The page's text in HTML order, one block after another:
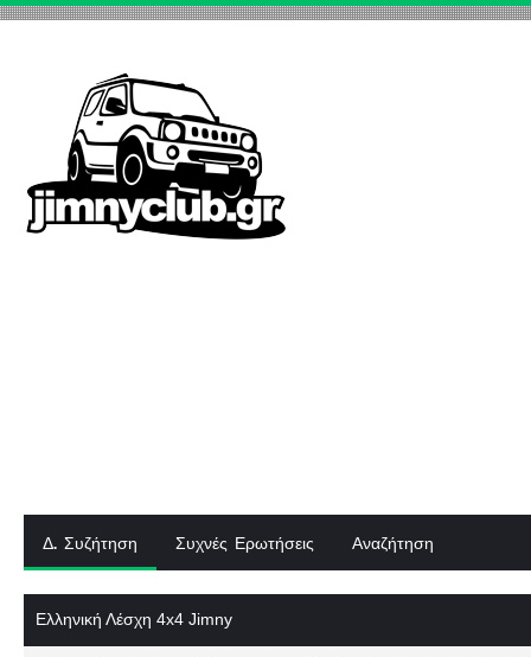
Δ. Συζήτηση Συχνές Ερωτήσεις Αναζήτηση
Ελληνική Λέσχη 4x4 Jimny